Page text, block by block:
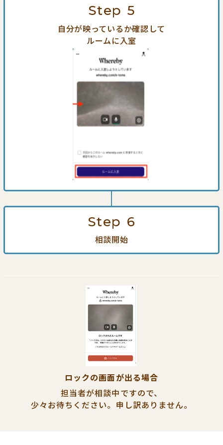
Step 5
自分が映っているか確認して
ルームに入室
Step 6
相談開始
ロックの画面が出る場合
担当者が相談中ですので、
少々お待ちください。 申し訳ありません。